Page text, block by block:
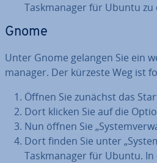
Task­ma­na­ger für Ubuntu zu
Gnome
Unter Gnome gelangen Sie ein
ma­na­ger. Der kürzeste Weg ist
Öffnen Sie zunächst das
Dort klicken Sie auf die
Nun öffnen Sie
Dort finden Sie unter
Task­ma­na­ger für Ubuntu.